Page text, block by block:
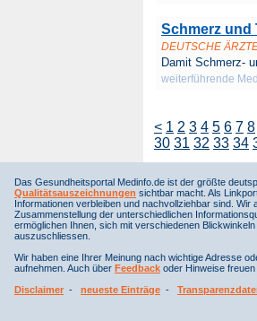
Schmerz und
DEUTSCHE
Damit Schmerz-
weiterführende
< 1 2 3 4 5 6 7 8
30 31 32 33 34
Das Gesundheitsportal Medinfo.de ist der größte
Qualitätsauszeichnungen sichtbar macht. Als
Informationen verbleiben und nachvollziehbar sind.
Zusammenstellung der unterschiedlichen
ermöglichen Ihnen, sich mit verschiedenen
auszuschliessen.
Wir haben eine Ihrer Meinung nach wichtige Adresse
aufnehmen. Auch über Feedback oder Hinweise freuen
Disclaimer - neueste Einträge -